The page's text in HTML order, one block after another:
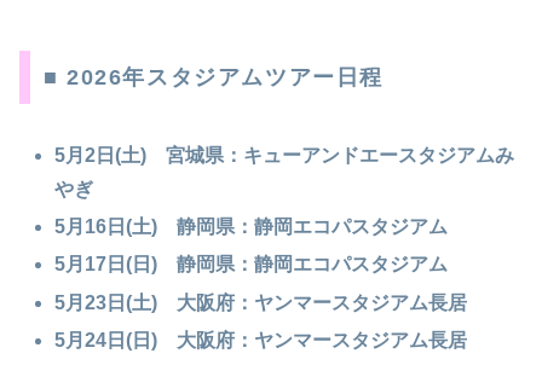
■ 2026年スタジアムツアー日程
5月2日(土) 宮城県：キューアンドエースタジアムみ
やぎ
5月16日(土) 静岡県：静岡エコパスタジアム
5月17日(日) 静岡県：静岡エコパスタジアム
5月23日(土) 大阪府：ヤンマースタジアム長居
5月24日(日) 大阪府：ヤンマースタジアム長居